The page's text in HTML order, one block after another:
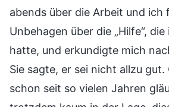
abends über die Arbeit und ich
Unbehagen über die „Hilfe“,
hatte, und erkundigte mich
Sie sagte, er sei nicht allzu gut.
schon seit so vielen Jahren